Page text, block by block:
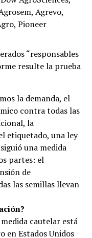
Agrevo,
Pioneer
“responsables
resulte la prueba
la demanda, el
contra todas las
la
etiquetado, una ley
una medida
partes: el
de
las semillas llevan
cautelar está
en Estados Unidos